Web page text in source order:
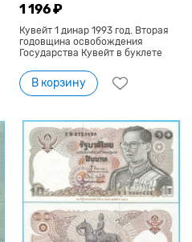
1 196 ₽
Кувейт 1 динар 1993 год. Вторая
годовщина освобождения
Государства Кувейт в буклете
В корзину